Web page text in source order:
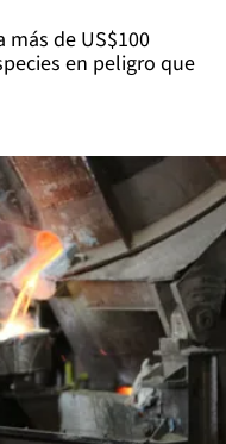
más de US$100
en peligro que